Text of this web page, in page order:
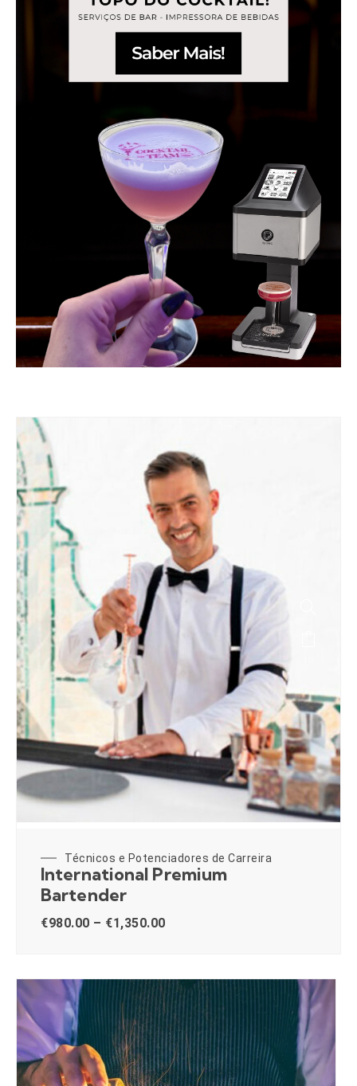
Técnicos e Potenciadores de Carreira
International Premium
Bartender
€980.00 – €1,350.00